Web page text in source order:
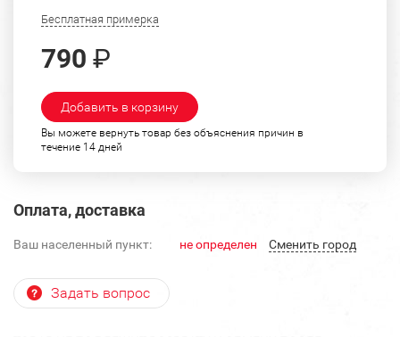
Бесплатная примерка
790 ₽
Добавить в корзину
Вы можете вернуть товар без объяснения причин в
течение 14 дней
Оплата, доставка
Ваш населенный пункт: не определен Cменить город
Задать вопрос